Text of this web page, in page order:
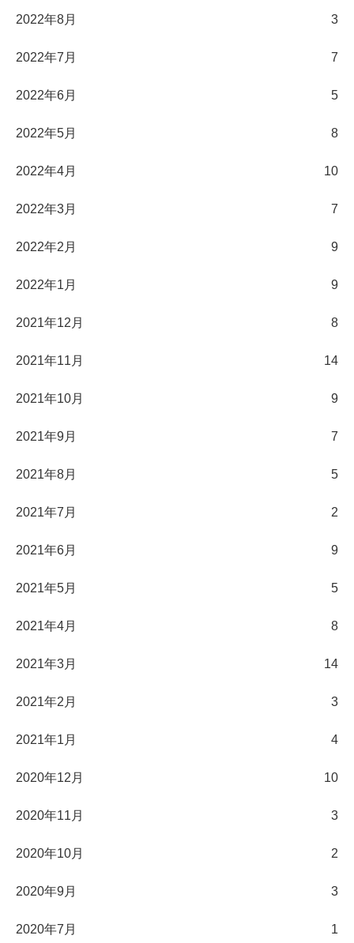
2022年8月 3
2022年7月 7
2022年6月 5
2022年5月 8
2022年4月 10
2022年3月 7
2022年2月 9
2022年1月 9
2021年12月 8
2021年11月 14
2021年10月 9
2021年9月 7
2021年8月 5
2021年7月 2
2021年6月 9
2021年5月 5
2021年4月 8
2021年3月 14
2021年2月 3
2021年1月 4
2020年12月 10
2020年11月 3
2020年10月 2
2020年9月 3
2020年7月 1